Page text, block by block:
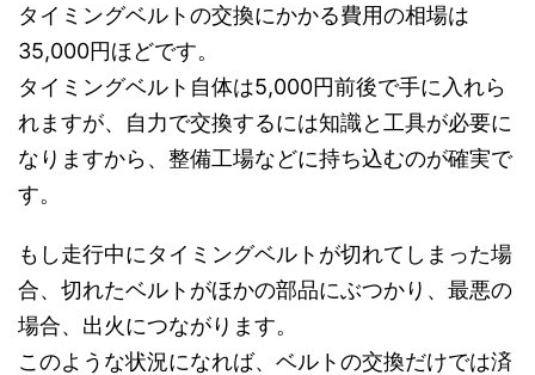
タイミングベルトの交換にかかる費用の相場は
35,000円ほどです。
タイミングベルト自体は5,000円前後で手に入れら
れますが、自力で交換するには知識と工具が必要に
なりますから、整備工場などに持ち込むのが確実で
す。
もし走行中にタイミングベルトが切れてしまった場
合、切れたベルトがほかの部品にぶつかり、最悪の
場合、出火につながります。
このような状況になれば、ベルトの交換だけでは済